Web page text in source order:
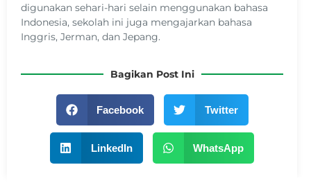
digunakan sehari-hari selain menggunakan bahasa
Indonesia, sekolah ini juga mengajarkan bahasa
Inggris, Jerman, dan Jepang.
Bagikan Post Ini
Facebook Twitter
LinkedIn WhatsApp